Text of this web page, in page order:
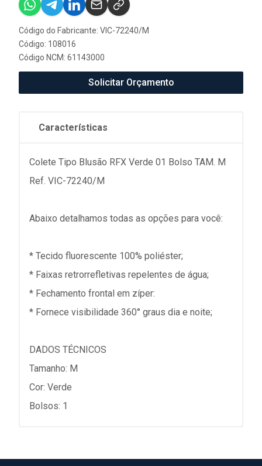
Código do Fabricante: VIC-72240/M
Código: 108016
Código NCM: 61143000
Solicitar Orçamento
Características
Colete Tipo Blusão RFX Verde 01 Bolso TAM. M
Ref. VIC-72240/M
Abaixo detalhamos todas as opções para você:
* Tecido fluorescente 100% poliéster;
* Faixas retrorrefletivas repelentes de água;
* Fechamento frontal em zíper:
* Fornece visibilidade 360° graus dia e noite;
DADOS TÉCNICOS
Tamanho: M
Cor: Verde
Bolsos: 1